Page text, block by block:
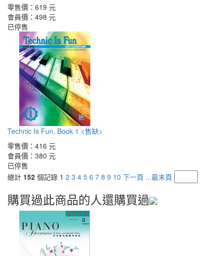
零售價： 619 元
會員價： 498 元
已停售
Technic Is Fun, Book 1 <售缺>
零售價： 416 元
會員價： 380 元
已停售
總計 152 個記錄 1 2 3 4 5 6 7 8 9 10 下一頁 ...最末頁
購買過此商品的人還購買過